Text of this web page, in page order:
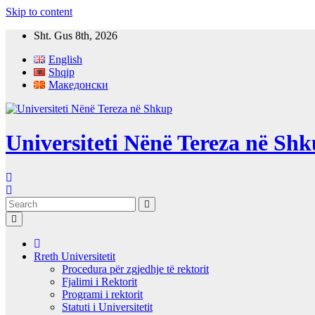
Skip to content
Sht. Gus 8th, 2026
English
Shqip
Македонски
Universiteti Nënë Tereza në
Rreth Universitetit
Procedura për zgjedhje të rektorit
Fjalimi i Rektorit
Programi i rektorit
Statuti i Universitetit